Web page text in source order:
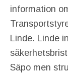
information
Linde. Linde
Säpo men